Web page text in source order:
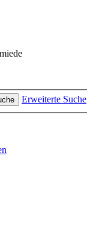
Erweiterte Suche